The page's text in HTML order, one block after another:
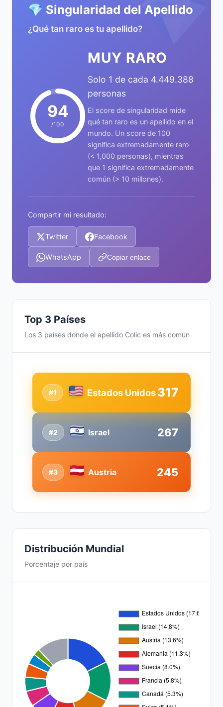
💎 Singularidad del Apellido
¿Qué tan raro es tu apellido?
94
/100
MUY RARO
Solo 1 de cada 4.449.388
personas
El score de singularidad mide
qué tan raro es un apellido en el
mundo. Un score de 100
significa extremadamente raro
(< 1,000 personas), mientras
que 1 significa extremadamente
común (> 10 millones).
Compartir mi resultado:
Twitter Facebook
WhatsApp Copiar enlace
Top 3 Países
Los 3 países donde el apellido Colic es más común
#2 Israel 267
#1 Estados Unidos317
#3 Austria 245
Distribución Mundial
Porcentaje por país